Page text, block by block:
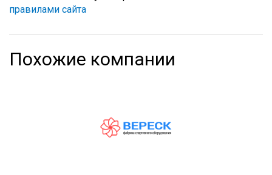
правилами сайта
Похожие компании